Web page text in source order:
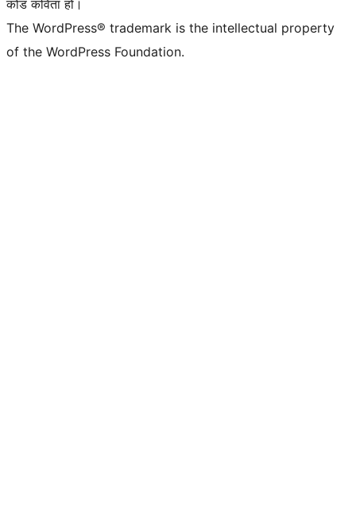
कोड कविता हो।
The WordPress® trademark is the intellectual property
of the WordPress Foundation.